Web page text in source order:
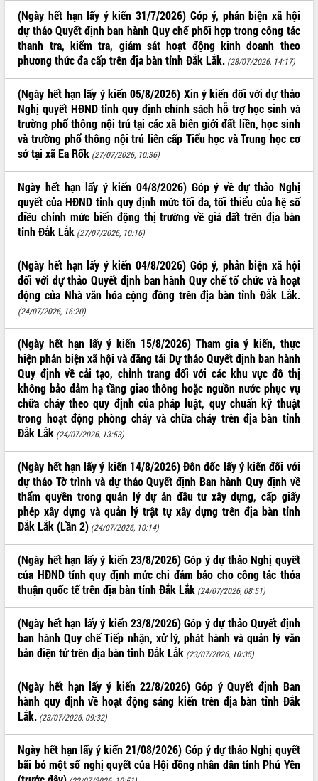
vùng trồng và doanh nghiệp đóng gói
sầu riêng tại Đắk Lắk
Trình diễn nghệ thuật chế biến các
món ăn từ sầu riêng
tiến đầu tư tỉnh
Ngành cá ngừ Đắk Lắk chủ động thích
ứng để giữ vững thị trường xuất khẩu
Diễn đàn Kinh tế tư nhân Việt Nam đột
phá cơ chế - Hợp tác công tư
Đề án 06 tạo bước ngoặt đột phá trong
cải cách hành chính tỉnh Đắk Lắk
Kết nối tour, đẩy mạnh chuyển đổi số
để phát triển du lịch Đắk Lắk
Khởi động Dự án Đầu tư xây dựng hạ
tầng kỹ thuật Cụm công nghiệp Tân
Tiến
Gặp mặt các cơ quan báo chí nhân Kỷ
niệm 101 năm Ngày Báo chí Cách
mạng Việt Nam
Đắk Lắk sơ kết 4 năm triển khai thực
hiện Đề án 06 của Chính phủ
Họp báo thông tin về Hội nghị Công bố
Quy hoạch và Xúc tiến đầu tư tỉnh Đắk
Lắk
Khơi thông điểm nghẽn, đẩy nhanh
giải ngân vốn khắc phục thiên tai
HĐND tỉnh thông qua điều chỉnh Quy
hoạch tỉnh thời kỳ 2021-2030
Hội thảo góp ý hồ sơ điều chỉnh quy
hoạch tỉnh Đắk Lắk thời kỳ 2021-2030,
tầm nhìn đến năm 2050
Nâng cao hiệu quả hoạt động của các
doanh nghiệp nhà nước
Hội nghị triển khai kết nối mạng
truyền số liệu chuyên dùng phục vụ cơ
quan Đảng, Nhà nước
Lễ phát động chuỗi hoạt động chung
tay làm sạch môi trường
Xã Ea Kar bước chuyển mình trong
công tác cải cách hành chính mô hình
mới
UBND tỉnh họp báo định kỳ tháng 4
năm 2026
Hội thảo khoa học “Giải pháp thúc đẩy
phát triển nền kinh tế xanh tại tỉnh
Tăng cường giám sát, đôn đốc thực
hiện nhiệm vụ quản lý tài sản công
hàng tuần
(Ngày hết hạn lấy ý kiến 31/7/2026) Góp ý, phản biện xã hội
dự thảo Quyết định ban hành Quy chế phối hợp trong công tác
thanh tra, kiểm tra, giám sát hoạt động kinh doanh theo
phương thức đa cấp trên địa bàn tỉnh Đắk Lắk. (28/07/2026, 14:17)
(Ngày hết hạn lấy ý kiến 05/8/2026) Xin ý kiến đối với dự thảo
Nghị quyết HĐND tỉnh quy định chính sách hỗ trợ học sinh và
trường phổ thông nội trú tại các xã biên giới đất liền, học sinh
và trường phổ thông nội trú liên cấp Tiểu học và Trung học cơ
sở tại xã Ea Rốk (27/07/2026, 10:36)
Ngày hết hạn lấy ý kiến 04/8/2026) Góp ý về dự thảo Nghị
quyết của HĐND tỉnh quy định mức tối đa, tối thiểu của hệ số
điều chỉnh mức biến động thị trường về giá đất trên địa bàn
tỉnh Đắk Lắk (27/07/2026, 10:16)
(Ngày hết hạn lấy ý kiến 04/8/2026) Góp ý, phản biện xã hội
đối với dự thảo Quyết định ban hành Quy chế tổ chức và hoạt
động của Nhà văn hóa cộng đồng trên địa bàn tỉnh Đắk Lắk.
(24/07/2026, 16:20)
(Ngày hết hạn lấy ý kiến 15/8/2026) Tham gia ý kiến, thực
hiện phản biện xã hội và đăng tải Dự thảo Quyết định ban hành
Quy định về cải tạo, chỉnh trang đối với các khu vực đô thị
không bảo đảm hạ tầng giao thông hoặc nguồn nước phục vụ
chữa cháy theo quy định của pháp luật, quy chuẩn kỹ thuật
trong hoạt động phòng cháy và chữa cháy trên địa bàn tỉnh
Đắk Lắk (24/07/2026, 13:53)
(Ngày hết hạn lấy ý kiến 14/8/2026) Đôn đốc lấy ý kiến đối với
dự thảo Tờ trình và dự thảo Quyết định Ban hành Quy định về
thẩm quyền trong quản lý dự án đầu tư xây dựng, cấp giấy
phép xây dựng và quản lý trật tự xây dựng trên địa bàn tỉnh
Đắk Lắk (Lần 2) (24/07/2026, 10:14)
(Ngày hết hạn lấy ý kiến 23/8/2026) Góp ý dự thảo Nghị quyết
của HĐND tỉnh quy định mức chi đảm bảo cho công tác thỏa
thuận quốc tế trên địa bàn tỉnh Đắk Lắk (24/07/2026, 08:51)
(Ngày hết hạn lấy ý kiến 23/8/2026) Góp ý dự thảo Quyết định
ban hành Quy chế Tiếp nhận, xử lý, phát hành và quản lý văn
bản điện tử trên địa bàn tỉnh Đắk Lắk (23/07/2026, 10:35)
(Ngày hết hạn lấy ý kiến 22/8/2026) Góp ý Quyết định Ban
hành quy định về hoạt động sáng kiến trên địa bàn tỉnh Đắk
Lắk. (23/07/2026, 09:32)
Ngày hết hạn lấy ý kiến 21/08/2026) Góp ý dự thảo Nghị quyết
bãi bỏ một số nghị quyết của Hội đồng nhân dân tỉnh Phú Yên